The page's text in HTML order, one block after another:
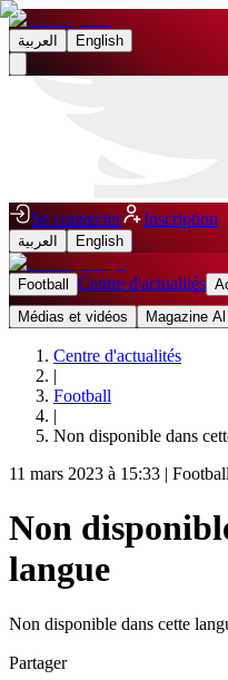
العربية English
Se connecter Inscription
العربية English
Football Centre d'actualités
Médias et vidéos
Magazine
Centre d'actualités
|
Football
|
Non disponible dans
11 mars 2023 à 15:33 | Football
Non
langue
Non disponible dans cette
Partager